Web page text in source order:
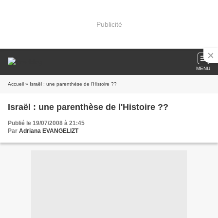
Publicité
MENU
Accueil » Israël : une parenthèse de l'Histoire ??
Israël : une parenthèse de l'Histoire ??
Publié le 19/07/2008 à 21:45
Par Adriana EVANGELIZT